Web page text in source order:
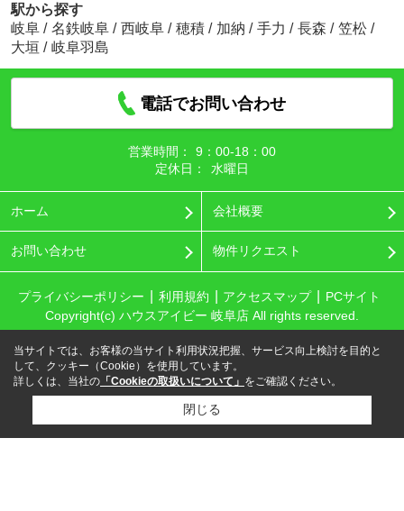
駅から探す
岐阜 / 名鉄岐阜 / 西岐阜 / 穂積 / 加納 / 手力 / 長森 / 笠松 /
大垣 / 岐阜羽島
電話でお問い合わせ
営業時間：
9：00‐18：00
定休日：
水曜日
ホーム 会社概要
お問い合わせ 物件リクエスト
プライバシーポリシー 利用規約 アクセスマップ
PCサイト
Copyright(c) ハウスアイビー 岐阜店 All rights reserved.
当サイトでは、お客様の当サイト利用状況把握、サービス向上検討を目的と
して、クッキー（Cookie）を使用しています。
詳しくは、当社の 「Cookieの取扱いについて」 をご確認ください。
閉じる